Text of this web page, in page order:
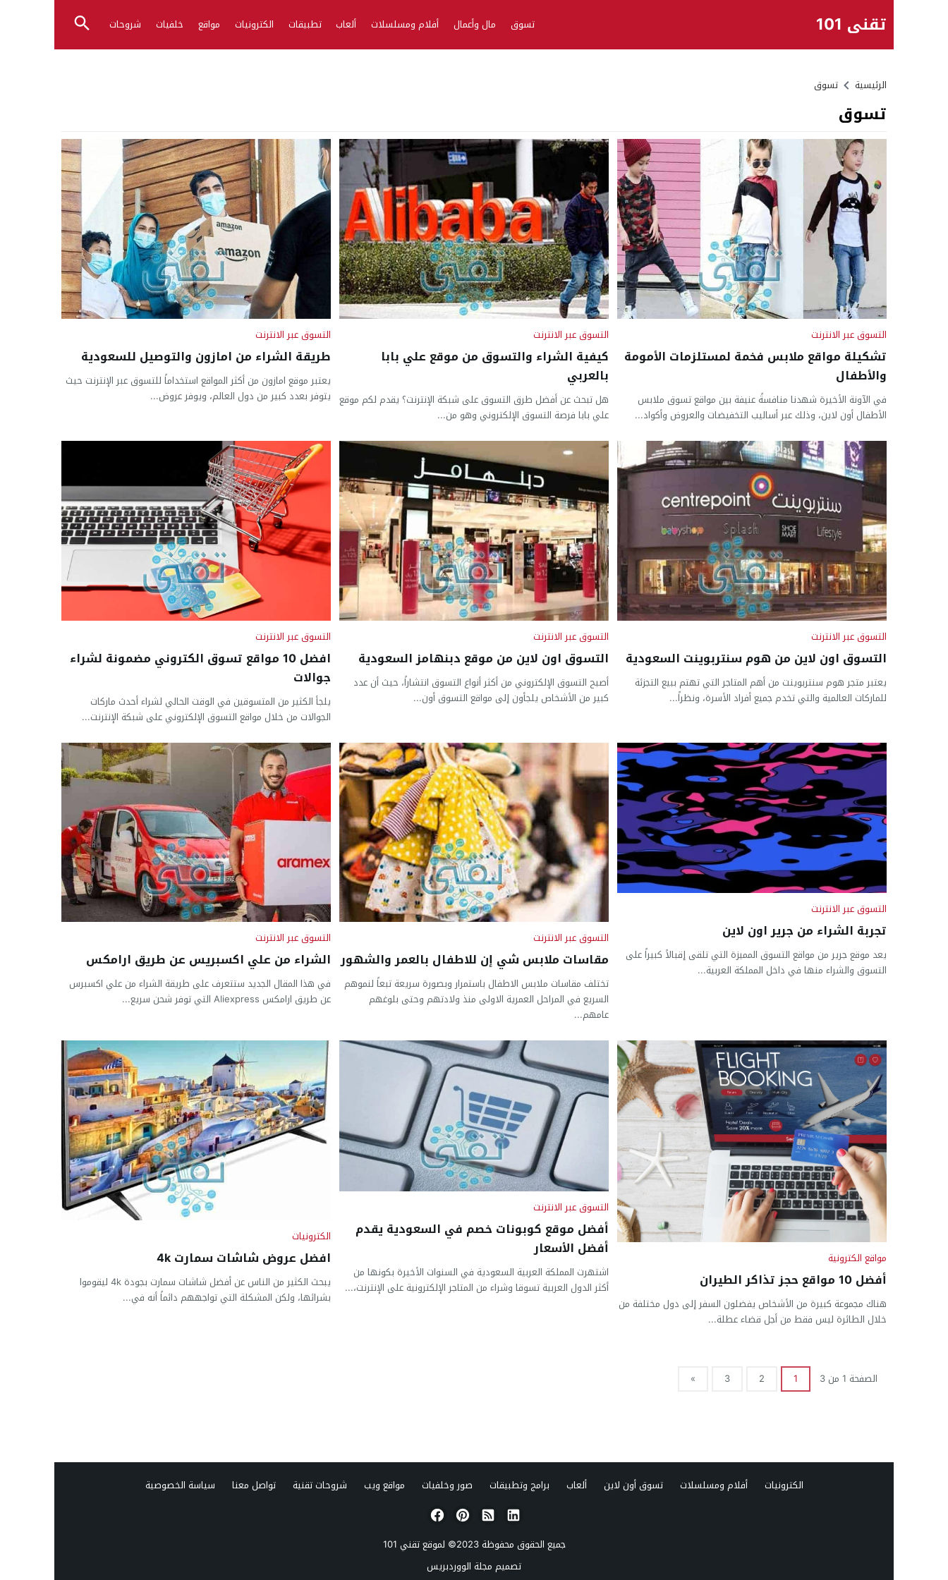
تقني 101 تسوق مال وأعمال أفلام ومسلسلات ألعاب تطبيقات الكترونيات مواقع خلفيات شروحات
الرئيسية تسوق
تسوق
التسوق عبر الانترنت
تشكيلة مواقع ملابس فخمة لمستلزمات الأمومة
والأطفال
في الآونة الأخيرة شهدنا منافسةً عنيفة بين مواقع تسوق ملابس
الأطفال أون لاين، وذلك عبر أساليب التخفيضات والعروض وأكواد...
التسوق عبر الانترنت
كيفية الشراء والتسوق من موقع علي بابا
بالعربي
هل تبحث عن أفضل طرق التسوق على شبكة الإنترنت؟ يقدم لكم موقع
علي بابا فرصة التسوق الإلكتروني وهو من...
التسوق عبر الانترنت
طريقة الشراء من امازون والتوصيل للسعودية
يعتبر موقع امازون من أكثر المواقع استخداماً للتسوق عبر الإنترنت حيث
يتوفر بعدد كبير من دول العالم، ويوفر عروض...
التسوق عبر الانترنت
التسوق اون لاين من هوم سنتربوينت السعودية
يعتبر متجر هوم سنتربوينت من أهم المتاجر التي تهتم ببيع التجزئة
للماركات العالمية والتي تخدم جميع أفراد الأسرة، ونظراً...
التسوق عبر الانترنت
التسوق اون لاين من موقع دبنهامز السعودية
أصبح التسوق الإلكتروني من أكثر أنواع التسوق انتشاراً، حيث أن عدد
كبير من الأشخاص يلجأون إلى مواقع التسوق أون...
التسوق عبر الانترنت
افضل 10 مواقع تسوق الكتروني مضمونة لشراء
جوالات
يلجأ الكثير من المتسوقين في الوقت الحالي لشراء أحدث ماركات
الجوالات من خلال مواقع التسوق الإلكتروني على شبكة الإنترنت...
التسوق عبر الانترنت
تجربة الشراء من جرير اون لاين
يعد موقع جرير من مواقع التسوق المميزة التي تلقى إقبالاً كبيراً على
التسوق والشراء منها في داخل المملكة العربية...
التسوق عبر الانترنت
مقاسات ملابس شي إن للاطفال بالعمر والشهور
تختلف مقاسات ملابس الاطفال باستمرار وبصورة سريعة تبعاً لنموهم
السريع في المراحل العمرية الاولى منذ ولادتهم وحتى بلوغهم
عامهم...
التسوق عبر الانترنت
الشراء من علي اكسبريس عن طريق ارامكس
في هذا المقال الجديد ستتعرف على طريقة الشراء من علي اكسبرس
عن طريق ارامكس Aliexpress‏ التي توفر شحن سريع...
مواقع الكترونية
أفضل 10 مواقع حجز تذاكر الطيران
هناك مجموعة كبيرة من الأشخاص يفضلون السفر إلى دول مختلفة من
خلال الطائرة ليس فقط من أجل قضاء عطلة...
التسوق عبر الانترنت
أفضل موقع كوبونات خصم في السعودية يقدم
أفضل الأسعار
اشتهرت المملكة العربية السعودية في السنوات الأخيرة بكونها من
أكثر الدول العربية تسوقا وشراء من المتاجر الإلكترونية على الإنترنت،...
الكترونيات
افضل عروض شاشات سمارت 4k
يبحث الكثير من الناس عن أفضل شاشات سمارت بجودة 4k ليقوموا
بشرائها، ولكن المشكلة التي تواجههم دائماً أنه في...
الصفحة 1 من 3 1
2
3
»
الكترونيات أفلام ومسلسلات تسوق أون لاين ألعاب برامج وتطبيقات صور وخلفيات مواقع ويب شروحات تقنية تواصل معنا سياسة الخصوصية
جميع الحقوق محفوظة 2023© لموقع
تقني 101
تصميم مجلة الووردبريس